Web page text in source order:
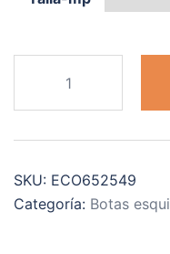
cantidad
SKU: ECO652549
Categoría: Botas esqui